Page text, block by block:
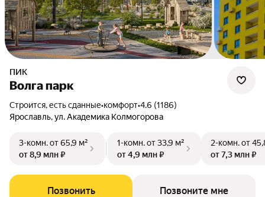
ПИК
Волга парк
Строится, есть сданные•комфорт•4.6 (1186)
Ярославль, ул. Академика Колмогорова
3-комн.от 65,9 м²
от 8,9 млн ₽
1-комн.от 33,9 м²
от 4,9 млн ₽
2-комн.от
от 7,3 млн ₽
Позвонить Позвоните мне